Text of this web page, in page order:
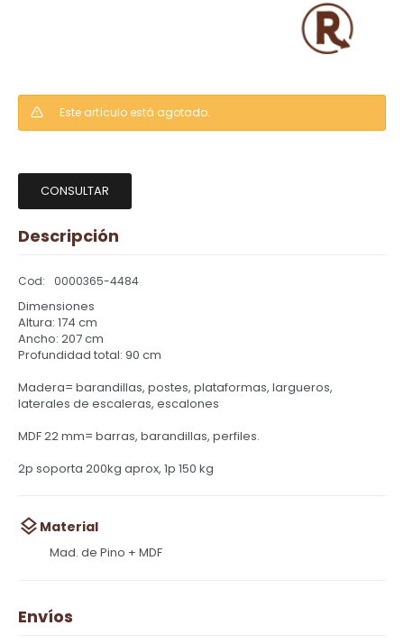
Este artículo está agotado.
CONSULTAR
Descripción
0000365-4484
Dimensiones
Altura: 174 cm
Ancho: 207 cm
Profundidad total: 90 cm
Madera= barandillas, postes, plataformas, largueros,
laterales de escaleras, escalones
MDF 22 mm= barras, barandillas, perfiles.
2p soporta 200kg aprox, 1p 150 kg
Material
Mad. de Pino + MDF
Envíos